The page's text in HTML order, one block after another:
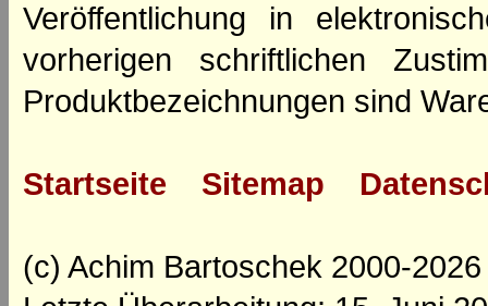
Veröffentlichung in
vorherigen schriftlichen
Produktbezeichnungen sind
Startseite Sitemap
(c) Achim Bartoschek 2000-2026